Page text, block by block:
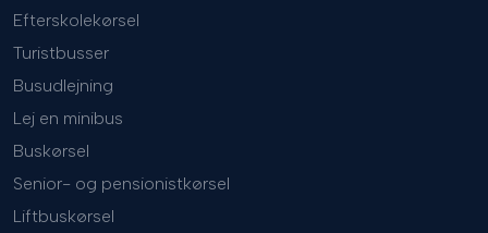
Efterskolekørsel
Turistbusser
Busudlejning
Lej en minibus
Buskørsel
Senior- og pensionistkørsel
Liftbuskørsel